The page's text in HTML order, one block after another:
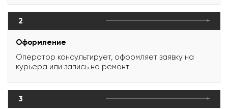
2
Оформление
Оператор консультирует, оформляет заявку на
курьера или запись на ремонт.
3